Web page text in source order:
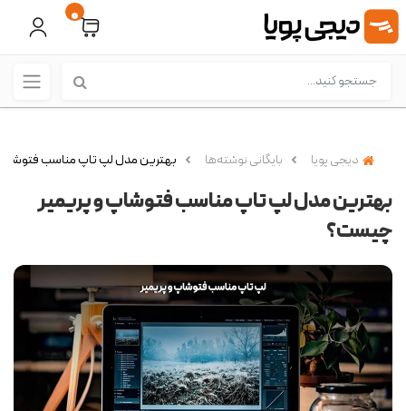
0
دیجی پویا بایگانی نوشته‌ها بهترین مدل لپ تاپ مناسب
بهترین مدل لپ تاپ مناسب فتوشاپ و پریمیر
چیست؟